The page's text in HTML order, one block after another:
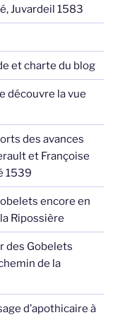
Juvardeil 1583
et charte du blog
découvre la vue
des avances
et Françoise
1539
encore en
Ripossière
des Gobelets
de la
d’apothicaire à